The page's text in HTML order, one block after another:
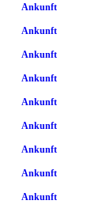
Ankunft
Ankunft
Ankunft
Ankunft
Ankunft
Ankunft
Ankunft
Ankunft
Ankunft